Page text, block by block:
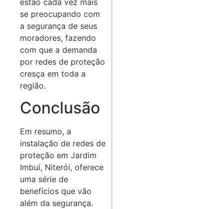
se preocupando com
a segurança de seus
moradores, fazendo
com que a demanda
por redes de proteção
cresça em toda a
região.
Conclusão
Em resumo, a
instalação de redes de
proteção em Jardim
Imbuí, Niterói, oferece
uma série de
benefícios que vão
além da segurança.